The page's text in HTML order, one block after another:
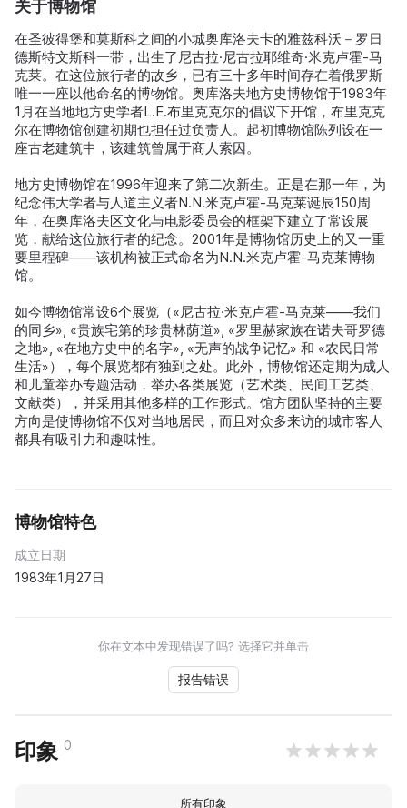
关于博物馆
在圣彼得堡和莫斯科之间的小城奥库洛夫卡的雅兹科沃－罗日
德斯特文斯科一带，出生了尼古拉·尼古拉耶维奇·米克卢霍-马
克莱。在这位旅行者的故乡，已有三十多年时间存在着俄罗斯
唯一一座以他命名的博物馆。奥库洛夫地方史博物馆于1983年
1月在当地地方史学者L.E.布里克克尔的倡议下开馆，布里克克
尔在博物馆创建初期也担任过负责人。起初博物馆陈列设在一
座古老建筑中，该建筑曾属于商人索因。
地方史博物馆在1996年迎来了第二次新生。正是在那一年，为
纪念伟大学者与人道主义者N.N.米克卢霍-马克莱诞辰150周
年，在奥库洛夫区文化与电影委员会的框架下建立了常设展
览，献给这位旅行者的纪念。2001年是博物馆历史上的又一重
要里程碑——该机构被正式命名为N.N.米克卢霍-马克莱博物
馆。
如今博物馆常设6个展览（«尼古拉·米克卢霍-马克莱——我们
的同乡», «贵族宅第的珍贵林荫道», «罗里赫家族在诺夫哥罗德
之地», «在地方史中的名字», «无声的战争记忆» 和 «农民日常
生活»），每个展览都有独到之处。此外，博物馆还定期为成人
和儿童举办专题活动，举办各类展览（艺术类、民间工艺类、
文献类），并采用其他多样的工作形式。馆方团队坚持的主要
方向是使博物馆不仅对当地居民，而且对众多来访的城市客人
都具有吸引力和趣味性。
博物馆特色
成立日期
1983年1月27日
你在文本中发现错误了吗? 选择它并单击
报告错误
印象 0
所有印象